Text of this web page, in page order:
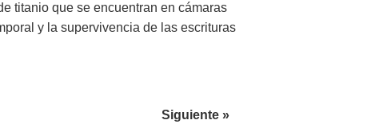
titanio que se encuentran en cámaras
y la supervivencia de las escrituras
Siguiente »